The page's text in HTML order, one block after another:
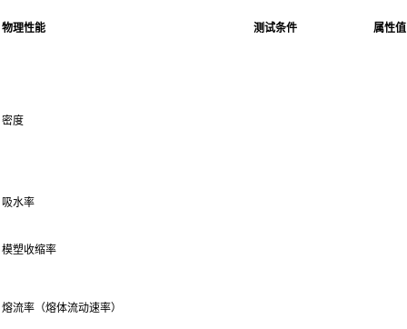
物理性能 测试条件 属性值
密度
吸水率
模塑收缩率
熔流率（熔体流动速率）